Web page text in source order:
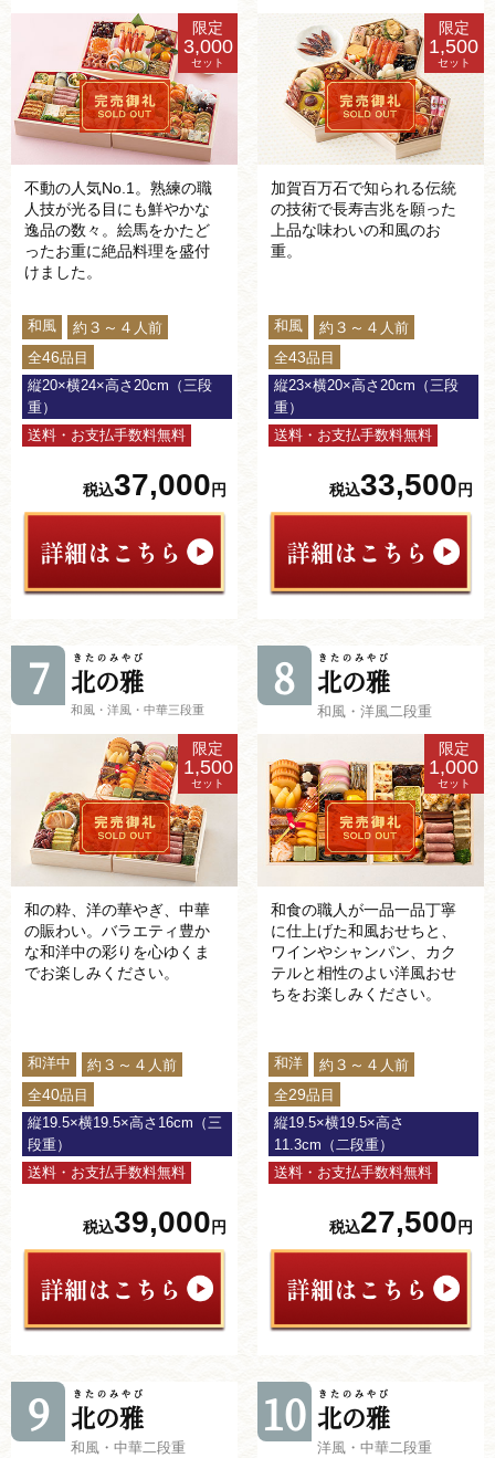
限定
3,000
セット
不動の人気No.1。熟練の職
人技が光る目にも鮮やかな
逸品の数々。絵馬をかたど
ったお重に絶品料理を盛付
けました。
和風 約 ３～４ 人前
全46品目
縦20×横24×高さ20cm（三段
重）
送料・お支払手数料無料
税込37,000 円
限定
1,500
セット
加賀百万石で知られる伝統
の技術で長寿吉兆を願った
上品な味わいの和風のお
重。
和風 約 ３～４ 人前
全43品目
縦23×横20×高さ20cm（三段
重）
送料・お支払手数料無料
税込33,500 円
7 北の雅
きたのみやび
和風・洋風・中華三段重
限定
1,500
セット
和の粋、洋の華やぎ、中華
の賑わい。バラエティ豊か
な和洋中の彩りを心ゆくま
でお楽しみください。
和洋中 約 ３～４ 人前
全40品目
縦19.5×横19.5×高さ16cm（三
段重）
送料・お支払手数料無料
税込39,000円
8 北の雅
きたのみやび
和風・洋風二段重
限定
1,000
セット
和食の職人が一品一品丁寧
に仕上げた和風おせちと、
ワインやシャンパン、カク
テルと相性のよい洋風おせ
ちをお楽しみください。
和洋 約 ３～４ 人前
全29品目
縦19.5×横19.5×高さ
11.3cm（二段重）
送料・お支払手数料無料
税込27,500円
9 北の雅
きたのみやび
和風・中華二段重
10 北の雅
きたのみやび
洋風・中華二段重